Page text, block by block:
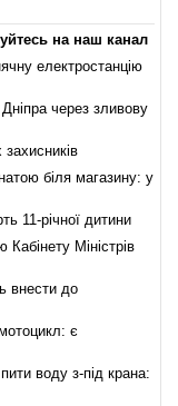
на наш канал
електростанцію
через зливову
біля магазину: у
11-річної дитини
Міністрів
внести до
є
воду з-під крана: